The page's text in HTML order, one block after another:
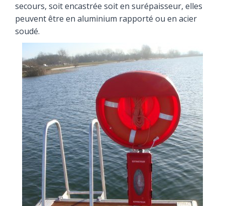
secours, soit encastrée soit en surépaisseur, elles
peuvent être en aluminium rapporté ou en acier
soudé.